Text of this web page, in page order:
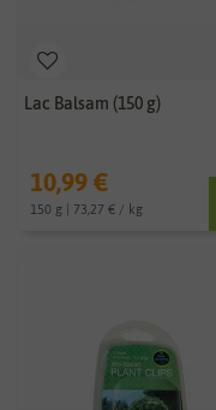
Lac Balsam (150 g)
10,99 €
150 g | 73,27 € / kg